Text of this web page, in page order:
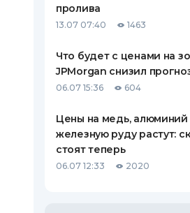
КОНТАКТЫ
пролива
13.07 07:40 1463
Что будет с ценами на
JPMorgan снизил
06.07 15:36 604
Цены на медь, алюминий
железную руду растут:
стоят теперь
06.07 12:33 2020